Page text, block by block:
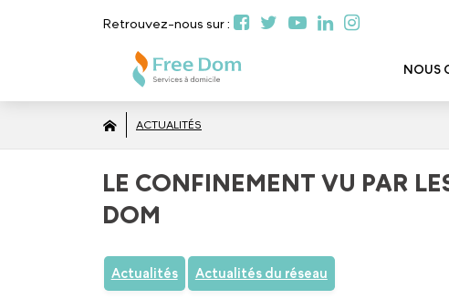
Retrouvez-nous sur :
NOUS
ACTUALITÉS
LE CONFINEMENT VU PAR
DOM
Actualités Actualités du réseau